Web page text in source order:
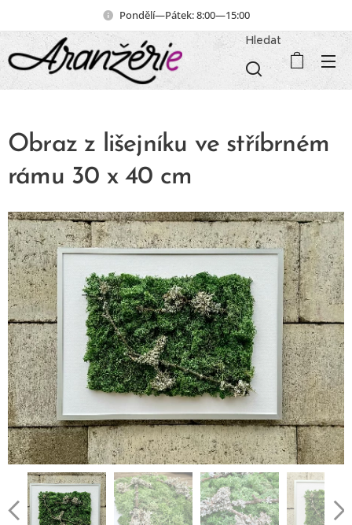
Pondělí—Pátek: 8:00—15:00
Hledat
Obraz z lišejníku ve stříbrném
rámu 30 x 40 cm